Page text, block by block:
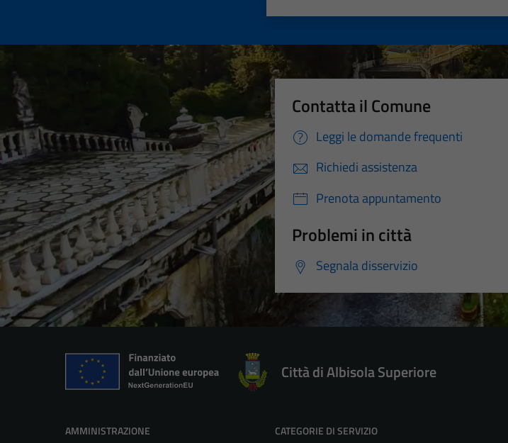
Contatta il Comune
Leggi le domande frequenti
Richiedi assistenza
Prenota appuntamento
Problemi in città
Segnala disservizio
Città di Albisola Superiore
AMMINISTRAZIONE CATEGORIE DI SERVIZIO